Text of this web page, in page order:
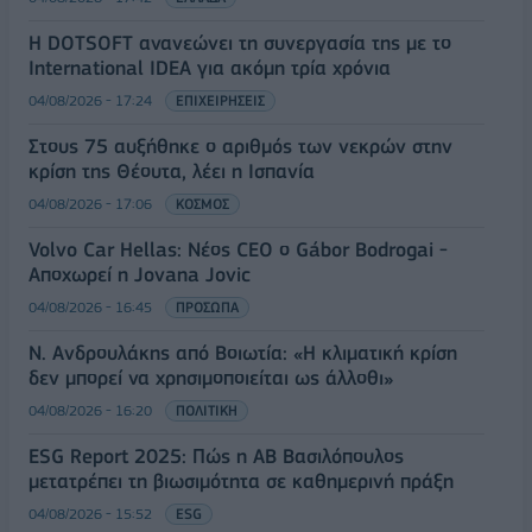
Η DOTSOFT ανανεώνει τη συνεργασία της με το
International IDEA για ακόμη τρία χρόνια
04/08/2026 - 17:24 ΕΠΙΧΕΙΡΗΣΕΙΣ
Στους 75 αυξήθηκε ο αριθμός των νεκρών στην
κρίση της Θέουτα, λέει η Ισπανία
04/08/2026 - 17:06 ΚΟΣΜΟΣ
Volvo Car Hellas: Νέος CEO ο Gábor Bodrogai -
Αποχωρεί η Jovana Jovic
04/08/2026 - 16:45 ΠΡΟΣΩΠΑ
Ν. Ανδρουλάκης από Βοιωτία: «Η κλιματική κρίση
δεν μπορεί να χρησιμοποιείται ως άλλοθι»
04/08/2026 - 16:20 ΠΟΛΙΤΙΚΗ
ESG Report 2025: Πώς η ΑΒ Βασιλόπουλος
μετατρέπει τη βιωσιμότητα σε καθημερινή πράξη
04/08/2026 - 15:52 ESG